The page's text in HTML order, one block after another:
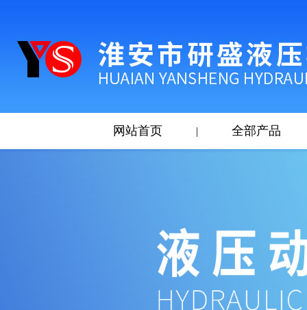
网站首页 | 全部产品